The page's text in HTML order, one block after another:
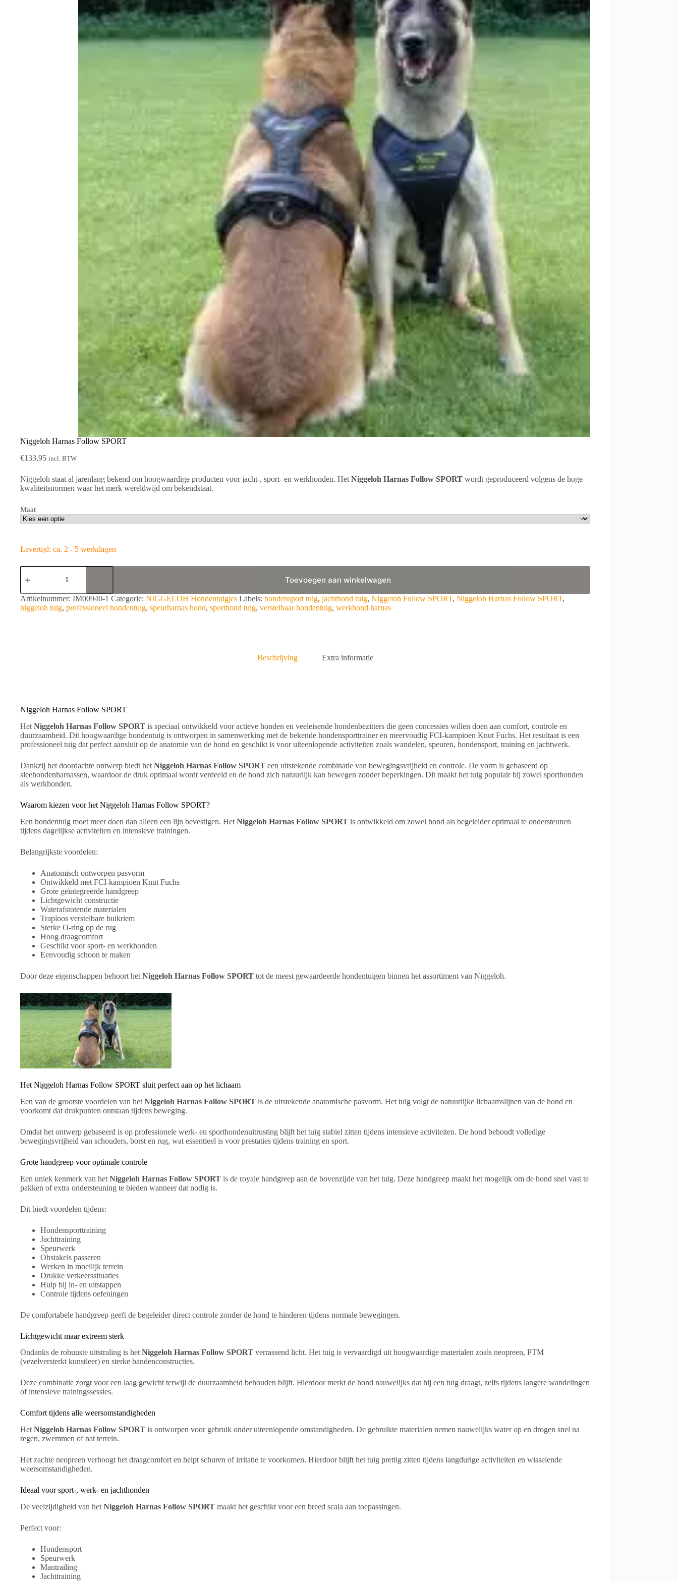
Niggeloh Harnas Follow SPORT
€133,95 incl. BTW
Niggeloh staat al jarenlang bekend om hoogwaardige producten voor jacht-, sport- en werkhonden. Het Niggeloh Harnas Follow SPORT wordt geproduceerd volgens de hoge
kwaliteitsnormen waar het merk wereldwijd om bekendstaat.
Maat
Levertijd: ca. 2 - 5 werkdagen
Niggeloh
Harnas
SPORT
aantal
Toevoegen aan winkelwagen
A
l
Artikelnummer: IM00940-1 Categorie: NIGGELOH Hondentuigjes Labels: hondensport tuig, jachthond tuig, Niggeloh Follow SPORT, Niggeloh Harnas Follow SPORT,
niggeloh tuig, professioneel hondentuig, speurharnas hond, sporthond tuig, verstelbaar hondentuig, werkhond harnas
Beschrijving Extra informatie
Niggeloh Harnas Follow SPORT
Het Niggeloh Harnas Follow SPORT is speciaal ontwikkeld voor actieve honden en veeleisende hondenbezitters die geen concessies willen doen aan comfort, controle en
duurzaamheid. Dit hoogwaardige hondentuig is ontworpen in samenwerking met de bekende hondensporttrainer en meervoudig FCI-kampioen Knut Fuchs. Het resultaat is een
professioneel tuig dat perfect aansluit op de anatomie van de hond en geschikt is voor uiteenlopende activiteiten zoals wandelen, speuren, hondensport, training en jachtwerk.
Dankzij het doordachte ontwerp biedt het Niggeloh Harnas Follow SPORT een uitstekende combinatie van bewegingsvrijheid en controle. De vorm is gebaseerd op
sleehondenharnassen, waardoor de druk optimaal wordt verdeeld en de hond zich natuurlijk kan bewegen zonder beperkingen. Dit maakt het tuig populair bij zowel sporthonden
als werkhonden.
Waarom kiezen voor het Niggeloh Harnas Follow SPORT?
Een hondentuig moet meer doen dan alleen een lijn bevestigen. Het Niggeloh Harnas Follow SPORT is ontwikkeld om zowel hond als begeleider optimaal te ondersteunen
tijdens dagelijkse activiteiten en intensieve trainingen.
Belangrijkste voordelen:
Anatomisch ontworpen pasvorm
Ontwikkeld met FCI-kampioen Knut Fuchs
Grote geïntegreerde handgreep
Lichtgewicht constructie
Waterafstotende materialen
Traploos verstelbare buikriem
Sterke O-ring op de rug
Hoog draagcomfort
Geschikt voor sport- en werkhonden
Eenvoudig schoon te maken
Door deze eigenschappen behoort het Niggeloh Harnas Follow SPORT tot de meest gewaardeerde hondentuigen binnen het assortiment van Niggeloh.
Het Niggeloh Harnas Follow SPORT sluit perfect aan op het lichaam
Een van de grootste voordelen van het Niggeloh Harnas Follow SPORT is de uitstekende anatomische pasvorm. Het tuig volgt de natuurlijke lichaamslijnen van de hond en
voorkomt dat drukpunten ontstaan tijdens beweging.
Omdat het ontwerp gebaseerd is op professionele werk- en sporthondenuitrusting blijft het tuig stabiel zitten tijdens intensieve activiteiten. De hond behoudt volledige
bewegingsvrijheid van schouders, borst en rug, wat essentieel is voor prestaties tijdens training en sport.
Grote handgreep voor optimale controle
Een uniek kenmerk van het Niggeloh Harnas Follow SPORT is de royale handgreep aan de bovenzijde van het tuig. Deze handgreep maakt het mogelijk om de hond snel vast te
pakken of extra ondersteuning te bieden wanneer dat nodig is.
Dit biedt voordelen tijdens:
Hondensporttraining
Jachttraining
Speurwerk
Obstakels passeren
Werken in moeilijk terrein
Drukke verkeerssituaties
Hulp bij in- en uitstappen
Controle tijdens oefeningen
De comfortabele handgreep geeft de begeleider direct controle zonder de hond te hinderen tijdens normale bewegingen.
Lichtgewicht maar extreem sterk
Ondanks de robuuste uitstraling is het Niggeloh Harnas Follow SPORT verrassend licht. Het tuig is vervaardigd uit hoogwaardige materialen zoals neopreen, PTM
(vezelversterkt kunstleer) en sterke bandenconstructies.
Deze combinatie zorgt voor een laag gewicht terwijl de duurzaamheid behouden blijft. Hierdoor merkt de hond nauwelijks dat hij een tuig draagt, zelfs tijdens langere wandelingen
of intensieve trainingssessies.
Comfort tijdens alle weersomstandigheden
Het Niggeloh Harnas Follow SPORT is ontworpen voor gebruik onder uiteenlopende omstandigheden. De gebruikte materialen nemen nauwelijks water op en drogen snel na
regen, zwemmen of nat terrein.
Het zachte neopreen verhoogt het draagcomfort en helpt schuren of irritatie te voorkomen. Hierdoor blijft het tuig prettig zitten tijdens langdurige activiteiten en wisselende
weersomstandigheden.
Ideaal voor sport-, werk- en jachthonden
De veelzijdigheid van het Niggeloh Harnas Follow SPORT maakt het geschikt voor een breed scala aan toepassingen.
Perfect voor:
Hondensport
Speurwerk
Mantrailing
Jachttraining